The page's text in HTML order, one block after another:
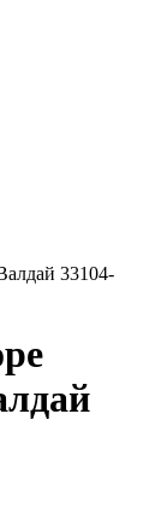
33104-